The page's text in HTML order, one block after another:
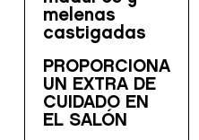
melenas
castigadas
PROPORCIONA
UN EXTRA DE
CUIDADO EN
EL SALÓN